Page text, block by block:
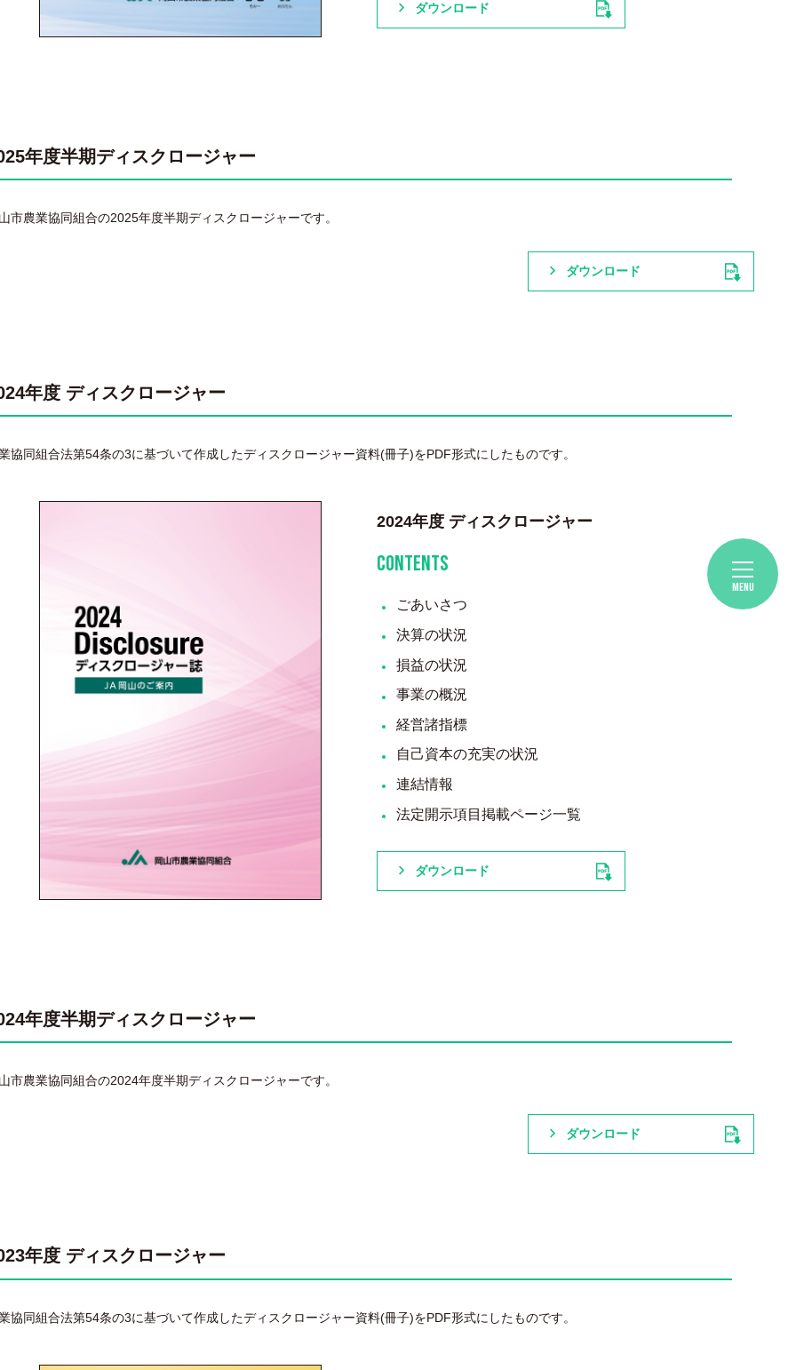
MENU
ダウンロード
年度半期ディスクロージャー
市農業協同組合の2025年度半期ディスクロージャーです。
ダウンロード
年度 ディスクロージャー
協同組合法第54条の3に基づいて作成したディスクロージャー資料(冊子)をPDF形式にしたものです。
2024年度 ディスクロージャー
CONTENTS
ごあいさつ
決算の状況
損益の状況
事業の概況
経営諸指標
自己資本の充実の状況
連結情報
法定開示項目掲載ページ一覧
ダウンロード
年度半期ディスクロージャー
市農業協同組合の2024年度半期ディスクロージャーです。
ダウンロード
年度 ディスクロージャー
協同組合法第54条の3に基づいて作成したディスクロージャー資料(冊子)をPDF形式にしたものです。